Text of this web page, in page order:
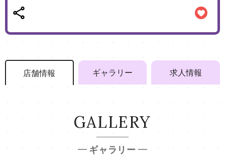
店舗情報 ギャラリー 求人情報
GALLERY
ギャラリー